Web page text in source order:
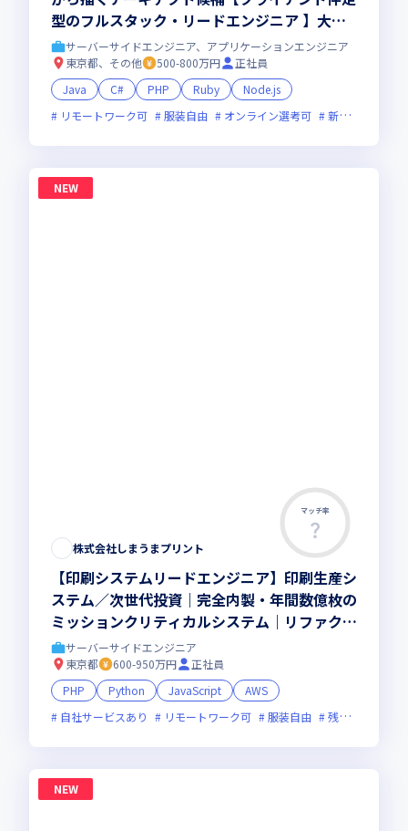
型のフルスタック・リードエンジニア 】大手
直取引・最先端プロジェクト多数／残業少・福
利厚生◎
サーバーサイドエンジニア、アプリケーションエンジニア
東京都、その他
500-800万円
正社員
Java
C# PHP Ruby
Node.js
リモートワーク可
服装自由 オンライン選考可 新技術に積極的
NEW
マッチ率
株式会社しまうまプリント
【印刷システムリードエンジニア】印刷生産シ
ステム／次世代投資｜完全内製・年間数億枚の
ミッションクリティカルシステム｜リファクタ
＆刷新の比重をさらに拡大｜ハイブリッド勤務
(週2出社)
サーバーサイドエンジニア
東京都
600-950万円
正社員
PHP
Python JavaScript
AWS
自社サービスあり
リモートワーク可 服装自由 残業月20時間未満
NEW